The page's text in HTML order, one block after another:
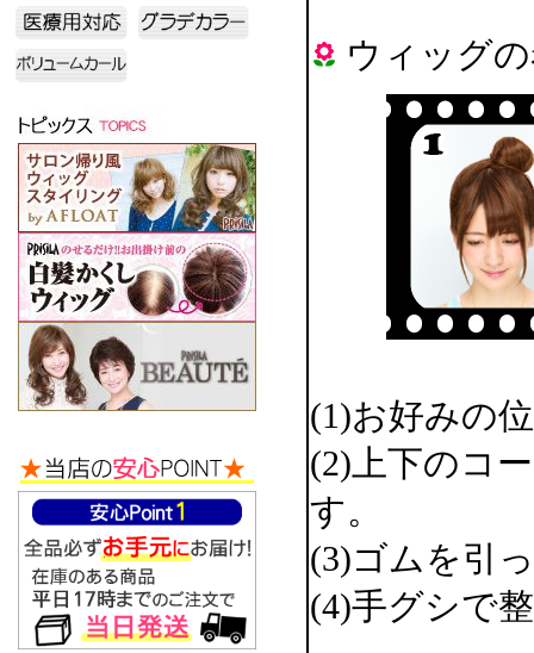
ウィッグ
(1)お好みの
(2)上下のコ
す。
(3)ゴムを引
(4)手グシで